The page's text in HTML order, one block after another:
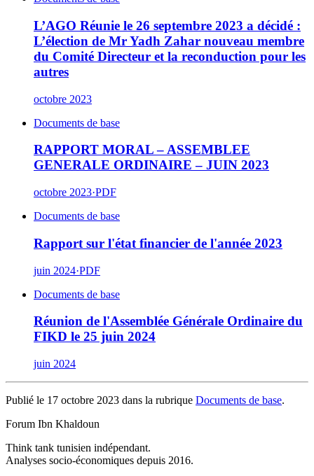
L’AGO Réunie le 26 septembre 2023 a décidé :
L’élection de Mr Yadh Zahar nouveau membre
du Comité Directeur et la reconduction pour les
autres
octobre 2023
Documents de base
RAPPORT MORAL – ASSEMBLEE
GENERALE ORDINAIRE – JUIN 2023
octobre 2023·PDF
Documents de base
Rapport sur l'état financier de l'année 2023
juin 2024·PDF
Documents de base
Réunion de l'Assemblée Générale Ordinaire du
FIKD le 25 juin 2024
juin 2024
Publié le 17 octobre 2023 dans la rubrique Documents de base.
Forum Ibn Khaldoun
Think tank tunisien indépendant.
Analyses socio-économiques depuis 2016.